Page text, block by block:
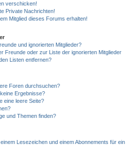
verschicken!
Private Nachrichten!
Mitglied dieses Forums erhalten!
und ignorierten Mitglieder?
Freunde oder zur Liste der ignorierten Mitglieder
Listen entfernen?
Foren durchsuchen?
Ergebnisse?
eine leere Seite?
und Themen finden?
Lesezeichen und einem Abonnements für ein